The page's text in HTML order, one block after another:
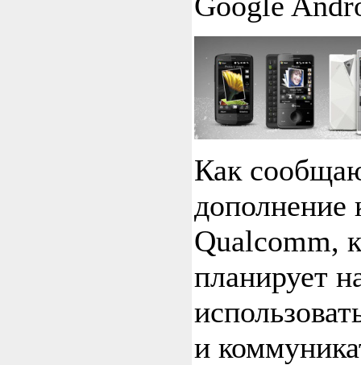
Как
дополнение
Qualcomm,
планирует
и